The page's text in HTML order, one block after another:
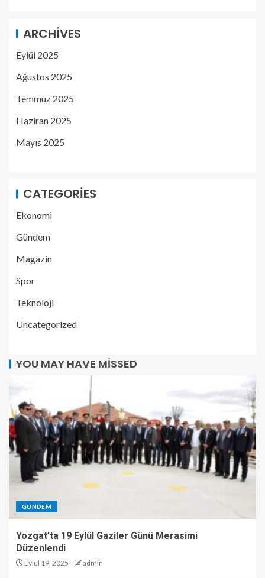
ARCHIVES
Eylül 2025
Ağustos 2025
Temmuz 2025
Haziran 2025
Mayıs 2025
CATEGORIES
Ekonomi
Gündem
Magazin
Spor
Teknoloji
Uncategorized
YOU MAY HAVE MISSED
GÜNDEM
Yozgat’ta 19 Eylül Gaziler Günü Merasimi
Düzenlendi
Eylül 19, 2025 admin